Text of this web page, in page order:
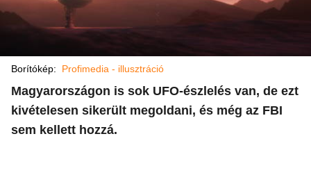
Borítókép: Profimedia - illusztráció
Magyarországon is sok UFO-észlelés van, de ezt
kivételesen sikerült megoldani, és még az FBI
sem kellett hozzá.